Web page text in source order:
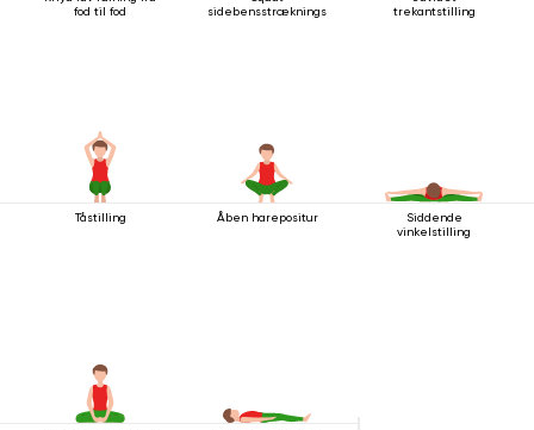
fod til fod
sidebensstrækningsstilling
trekantstilling
Tåstilling Åben harepositur
Siddende
vinkelstilling